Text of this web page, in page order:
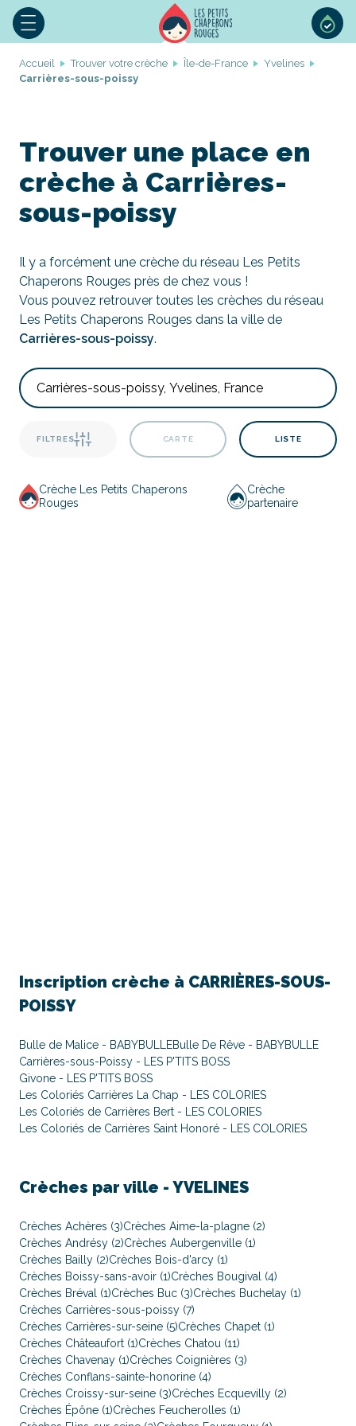
Accueil Trouver votre crèche Île-de-France
Yvelines
Carrières-sous-poissy
Trouver une place en
crèche à Carrières-
sous-poissy
Il y a forcément une crèche du réseau Les Petits
Chaperons Rouges près de chez vous !
Vous pouvez retrouver toutes les crèches du réseau
Les Petits Chaperons Rouges dans la ville de
Carrières-sous-poissy.
FILTRES CARTE LISTE
Crèche Les Petits Chaperons
Rouges
Crèche
partenaire
Inscription crèche à CARRIÈRES-SOUS-
POISSY
Bulle de Malice - BABYBULLEBulle De Rêve - BABYBULLE
Carrières-sous-Poissy - LES P'TITS BOSS
Givone - LES P'TITS BOSS
Les Coloriés Carrières La Chap - LES COLORIES
Les Coloriés de Carrières Bert - LES COLORIES
Les Coloriés de Carrières Saint Honoré - LES COLORIES
Crèches par ville - YVELINES
Crèches Achères (3)Crèches Aime-la-plagne (2)
Crèches Andrésy (2)Crèches Aubergenville (1)
Crèches Bailly (2)Crèches Bois-d'arcy (1)
Crèches Boissy-sans-avoir (1)Crèches Bougival (4)
Crèches Bréval (1)Crèches Buc (3)Crèches Buchelay (1)
Crèches Carrières-sous-poissy (7)
Crèches Carrières-sur-seine (5)Crèches Chapet (1)
Crèches Châteaufort (1)Crèches Chatou (11)
Crèches Chavenay (1)Crèches Coignières (3)
Crèches Conflans-sainte-honorine (4)
Crèches Croissy-sur-seine (3)Crèches Ecquevilly (2)
Crèches Épône (1)Crèches Feucherolles (1)